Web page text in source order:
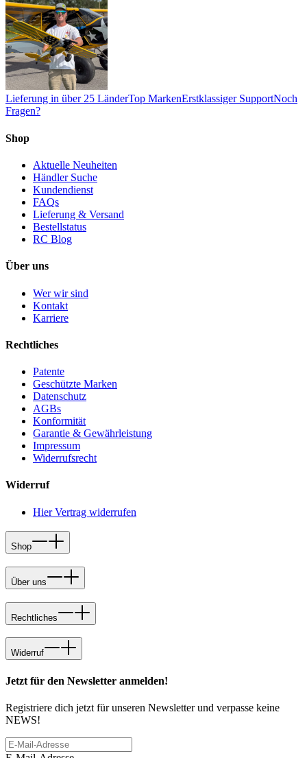
Lieferung in über 25 LänderTop MarkenErstklassiger SupportNoch
Fragen?
Shop
Aktuelle Neuheiten
Händler Suche
Kundendienst
FAQs
Lieferung & Versand
Bestellstatus
RC Blog
Über uns
Wer wir sind
Kontakt
Karriere
Rechtliches
Patente
Geschützte Marken
Datenschutz
AGBs
Konformität
Garantie & Gewährleistung
Impressum
Widerrufsrecht
Widerruf
Hier Vertrag widerrufen
Shop
Über uns
Rechtliches
Widerruf
Jetzt für den Newsletter anmelden!
Registriere dich jetzt für unseren Newsletter und verpasse keine
NEWS!